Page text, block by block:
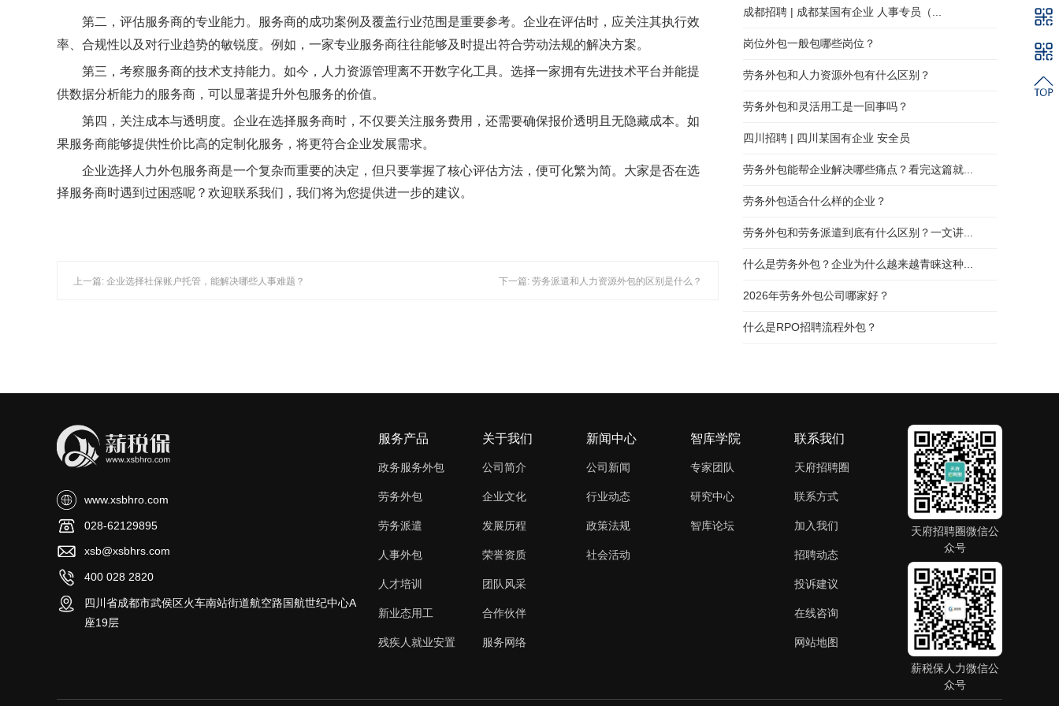
第二，评估服务商的专业能力。服务商的成功案例及覆盖行业范围是重要参考。企业在评估时，应关注其执行效
率、合规性以及对行业趋势的敏锐度。例如，一家专业服务商往往能够及时提出符合劳动法规的解决方案。
第三，考察服务商的技术支持能力。如今，人力资源管理离不开数字化工具。选择一家拥有先进技术平台并能提
供数据分析能力的服务商，可以显著提升外包服务的价值。
第四，关注成本与透明度。企业在选择服务商时，不仅要关注服务费用，还需要确保报价透明且无隐藏成本。如
果服务商能够提供性价比高的定制化服务，将更符合企业发展需求。
企业选择人力外包服务商是一个复杂而重要的决定，但只要掌握了核心评估方法，便可化繁为简。大家是否在选
择服务商时遇到过困惑呢？欢迎联系我们 ，我们将为您提供进一步的建议。
上一篇: 企业选择社保账户托管，能解决哪些人事难题？ 下一篇: 劳务派遣和人力资源外包的区别是什么？
成都招聘 | 成都某国有企业 人事专员（...
岗位外包一般包哪些岗位？
劳务外包和人力资源外包有什么区别？
劳务外包和灵活用工是一回事吗？
四川招聘 | 四川某国有企业 安全员
劳务外包能帮企业解决哪些痛点？看完这篇就...
劳务外包适合什么样的企业？
劳务外包和劳务派遣到底有什么区别？一文讲...
什么是劳务外包？企业为什么越来越青睐这种...
2026年劳务外包公司哪家好？
什么是RPO招聘流程外包？
www.xsbhro.com
028-62129895
xsb@xsbhrs.com
400 028 2820
四川省成都市武侯区火车南站街道航空路国航世纪中心A
座19层
服务产品
政务服务外包
劳务外包
劳务派遣
人事外包
人才培训
新业态用工
残疾人就业安置
关于我们
公司简介
企业文化
发展历程
荣誉资质
团队风采
合作伙伴
服务网络
新闻中心
公司新闻
行业动态
政策法规
社会活动
智库学院
专家团队
研究中心
智库论坛
联系我们
天府招聘圈
联系方式
加入我们
招聘动态
投诉建议
在线咨询
网站地图
天府招聘圈微信公
众号
薪税保人力微信公
众号